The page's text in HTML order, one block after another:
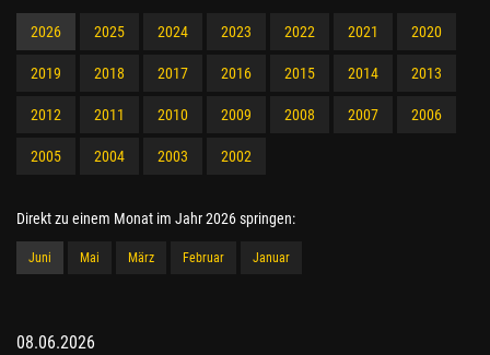
2026 2025 2024 2023 2022 2021 2020
2019 2018 2017 2016 2015 2014 2013
2012 2011 2010 2009 2008 2007 2006
2005 2004 2003 2002
Direkt zu einem Monat im Jahr 2026 springen:
Juni Mai März Februar Januar
08.06.2026